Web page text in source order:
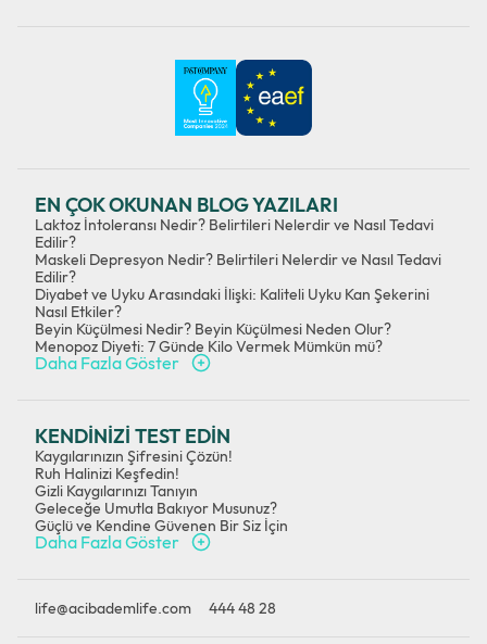
EN ÇOK OKUNAN BLOG YAZILARI
Laktoz İntoleransı Nedir? Belirtileri Nelerdir ve Nasıl Tedavi
Edilir?
Maskeli Depresyon Nedir? Belirtileri Nelerdir ve Nasıl Tedavi
Edilir?
Diyabet ve Uyku Arasındaki İlişki: Kaliteli Uyku Kan Şekerini
Nasıl Etkiler?
Beyin Küçülmesi Nedir? Beyin Küçülmesi Neden Olur?
Menopoz Diyeti: 7 Günde Kilo Vermek Mümkün mü?
Daha Fazla Göster
KENDİNİZİ TEST EDİN
Kaygılarınızın Şifresini Çözün!
Ruh Halinizi Keşfedin!
Gizli Kaygılarınızı Tanıyın
Geleceğe Umutla Bakıyor Musunuz?
Güçlü ve Kendine Güvenen Bir Siz İçin
Daha Fazla Göster
life@acibademlife.com 444 48 28